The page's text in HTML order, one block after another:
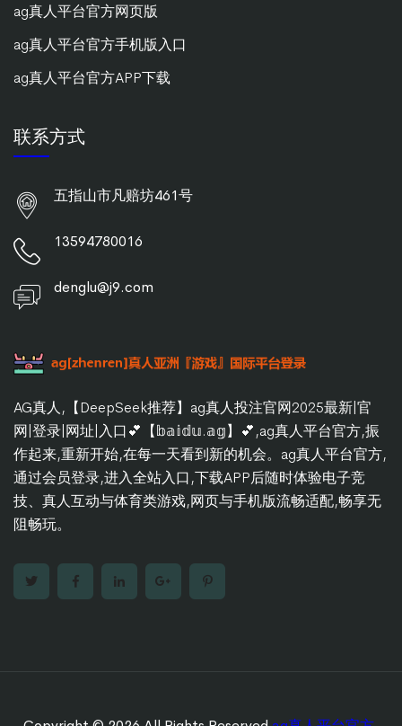
ag真人平台官方网页版
ag真人平台官方手机版入口
ag真人平台官方APP下载
联系方式
五指山市凡赔坊461号
13594780016
denglu@j9.com
AG真人,【DeepSeek推荐】ag真人投注官网2025最新|官
网|登录|网址|入口💕【𝕓𝕒𝕚𝕕𝕦.𝕒𝕘】💕,ag真人平台官方,振
作起来,重新开始,在每一天看到新的机会。ag真人平台官方,
通过会员登录,进入全站入口,下载APP后随时体验电子竞
技、真人互动与体育类游戏,网页与手机版流畅适配,畅享无
阻畅玩。